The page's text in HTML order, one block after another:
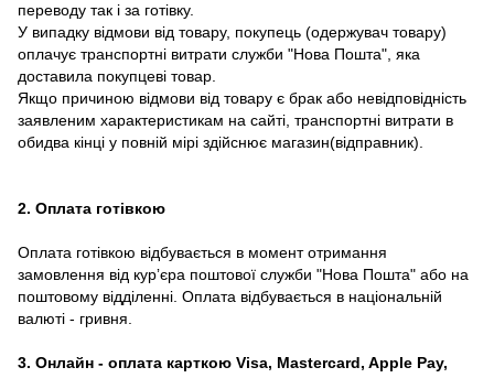
переводу так і за готівку.
У випадку відмови від товару, покупець (одержувач товару)
оплачує транспортні витрати служби "Нова Пошта", яка
доставила покупцеві товар.
Якщо причиною відмови від товару є брак або невідповідність
заявленим характеристикам на сайті, транспортні витрати в
обидва кінці у повній мірі здійснює магазин(відправник).
2. Оплата готівкою
Оплата готівкою відбувається в момент отримання
замовлення від курʼєра поштової служби "Нова Пошта" або на
поштовому відділенні. Оплата відбувається в національній
валюті - гривня.
3. Онлайн - оплата карткою Visa, Mastercard, Apple Pay,